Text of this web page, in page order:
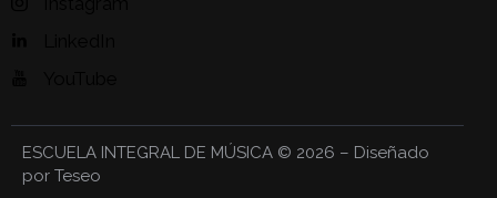
ESCUELA INTEGRAL DE MÚSICA © 2026 – Diseñado
por Teseo